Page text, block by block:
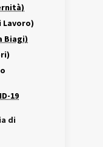
Lavoro)
Biagi)
19
di